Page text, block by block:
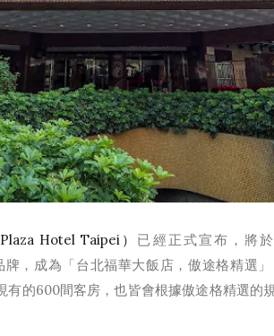
Hotel Taipei） 已經正式宣布，將
牌，成為「台北福華大飯店，傲途格精選
的600間客房，也皆會根據傲途格精選的